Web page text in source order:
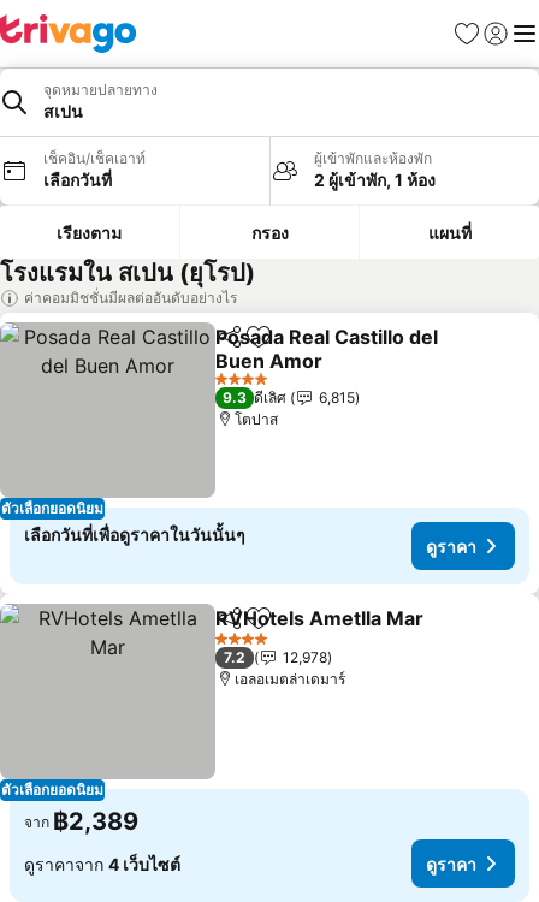
รายการโป
เข้าสู่ร
เมนู
จุดหมายปลายทาง
สเปน
เช็คอิน/เช็คเอาท์
เลือกวันที่
ผู้เข้าพักและห้องพัก
2 ผู้เข้าพัก, 1 ห้อง
เรียงตาม กรอง แผนที่
โรงแรมใน สเปน (ยุโรป)
ค่าคอมมิชชั่นมีผลต่ออันดับอย่างไร
ตัวเลือกยอดนิยม
แชร์ เพิ่มในรายการโปรด
Posada Real Castillo del
Buen Amor
4 ดาว
9.3 ดีเลิศ
6,815
โตปาส
เลือกวันที่เพื่อดูราคาในวันนั้นๆ
ดูราคา
ตัวเลือกยอดนิยม
แชร์ เพิ่มในรายการโปรด
RVHotels Ametlla Mar
4 ดาว
7.2
12,978
เอลอเมตล่าเดมาร์
จาก ฿2,389
ดูราคาจาก 4 เว็บไซต์ ดูราคา